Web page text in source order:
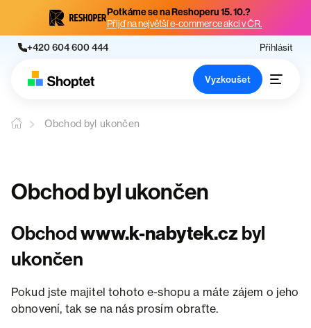
Potkáme se na Reshoperu 15. 10.?
Přijď na největší e-commerce akci v ČR.
+420 604 600 444 Přihlásit
Vyzkoušet
Obchod byl ukončen
Obchod byl ukončen
Obchodwww.k-nabytek.cz byl
ukončen
Pokud jste majitel tohoto e-shopu a máte zájem o jeho
obnovení, tak se na nás prosím obraťte.